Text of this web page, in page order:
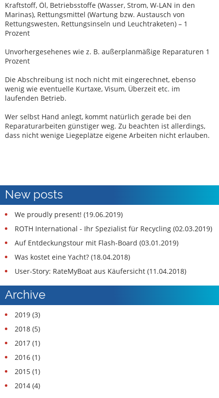
Kraftstoff, Öl, Betriebsstoffe (Wasser, Strom, W-LAN in den
Marinas), Rettungsmittel (Wartung bzw. Austausch von
Rettungswesten, Rettungsinseln und Leuchtraketen) – 1
Prozent
Unvorhergesehenes wie z. B. außerplanmäßige Reparaturen 1
Prozent
Die Abschreibung ist noch nicht mit eingerechnet, ebenso
wenig wie eventuelle Kurtaxe, Visum, Überzeit etc. im
laufenden Betrieb.
Wer selbst Hand anlegt, kommt natürlich gerade bei den
Reparaturarbeiten günstiger weg. Zu beachten ist allerdings,
dass nicht wenige Liegeplätze eigene Arbeiten nicht erlauben.
New posts
We proudly present! (19.06.2019)
ROTH International - Ihr Spezialist für Recycling (02.03.2019)
Auf Entdeckungstour mit Flash-Board (03.01.2019)
Was kostet eine Yacht? (18.04.2018)
User-Story: RateMyBoat aus Käufersicht (11.04.2018)
Archive
2019 (3)
2018 (5)
2017 (1)
2016 (1)
2015 (1)
2014 (4)